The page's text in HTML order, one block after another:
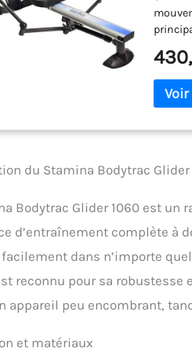
de
impact
propre
de
fini de
du Stamina Bodytrac Glider
Bodytrac Glider 1060 est
d’entraînement complète à
facilement dans n’importe
reconnu pour sa robustesse
appareil peu encombrant,
et matériaux